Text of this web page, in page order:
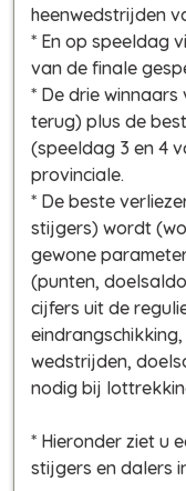
heenwedstrijden
* En op speeldag
van de finale
* De drie
terug) plus de
(speeldag 3 en 4
provinciale.
* De beste
stijgers) wordt
gewone
(punten,
cijfers uit de
wedstrijden,
nodig bij
* Hieronder ziet u
stijgers en dalers